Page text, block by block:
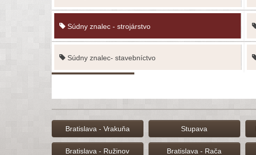
Súdny znalec - strojárstvo
Súdny znalec- stavebníctvo
Bratislava - Vrakuňa Stupava
Bratislava - Ružinov Bratislava - Rača